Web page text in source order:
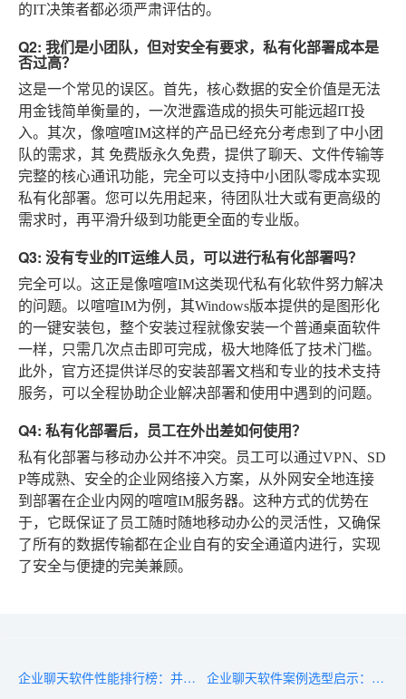
的IT决策者都必须严肃评估的。
Q2: 我们是小团队，但对安全有要求，私有化部署成本是
否过高？
这是一个常见的误区。首先，核心数据的安全价值是无法
用金钱简单衡量的，一次泄露造成的损失可能远超IT投
入。其次，像喧喧IM这样的产品已经充分考虑到了中小团
队的需求，其 免费版永久免费，提供了聊天、文件传输等
完整的核心通讯功能，完全可以支持中小团队零成本实现
私有化部署。您可以先用起来，待团队壮大或有更高级的
需求时，再平滑升级到功能更全面的专业版。
Q3: 没有专业的IT运维人员，可以进行私有化部署吗？
完全可以。这正是像喧喧IM这类现代私有化软件努力解决
的问题。以喧喧IM为例，其Windows版本提供的是图形化
的一键安装包，整个安装过程就像安装一个普通桌面软件
一样，只需几次点击即可完成，极大地降低了技术门槛。
此外，官方还提供详尽的安装部署文档和专业的技术支持
服务，可以全程协助企业解决部署和使用中遇到的问题。
Q4: 私有化部署后，员工在外出差如何使用？
私有化部署与移动办公并不冲突。员工可以通过VPN、SD
P等成熟、安全的企业网络接入方案，从外网安全地连接
到部署在企业内网的喧喧IM服务器。这种方式的优势在
于，它既保证了员工随时随地移动办公的灵活性，又确保
了所有的数据传输都在企业自有的安全通道内进行，实现
了安全与便捷的完美兼顾。
企业聊天软件性能排行榜：并发、延迟、稳定性
企业聊天软件案例选型启示：从需求到上线的经验